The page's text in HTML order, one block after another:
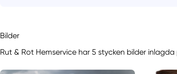
Bilder
Rut & Rot Hemservice har 5 stycken bilder